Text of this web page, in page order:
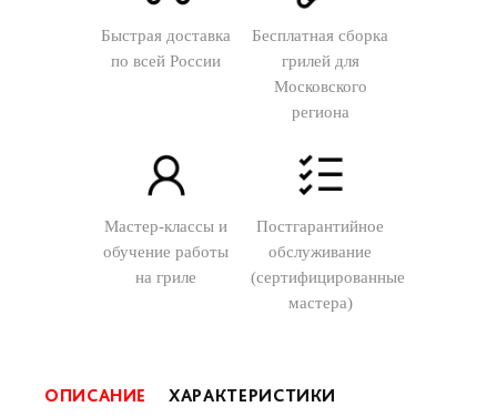
Быстрая доставка
по всей России
Бесплатная сборка
грилей для
Московского
региона
Мастер-классы и
обучение работы
на гриле
Постгарантийное
обслуживание
(сертифицированные
мастера)
ОПИСАНИЕ ХАРАКТЕРИСТИКИ